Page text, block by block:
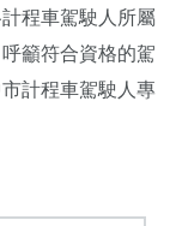
程車駕駛人所屬
籲符合資格的駕
計程車駕駛人專